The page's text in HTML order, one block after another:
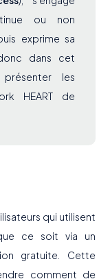
ou non
exprime sa
dans cet
les
HEART de
qui utilisent
ce soit via un
gratuite. Cette
comment de